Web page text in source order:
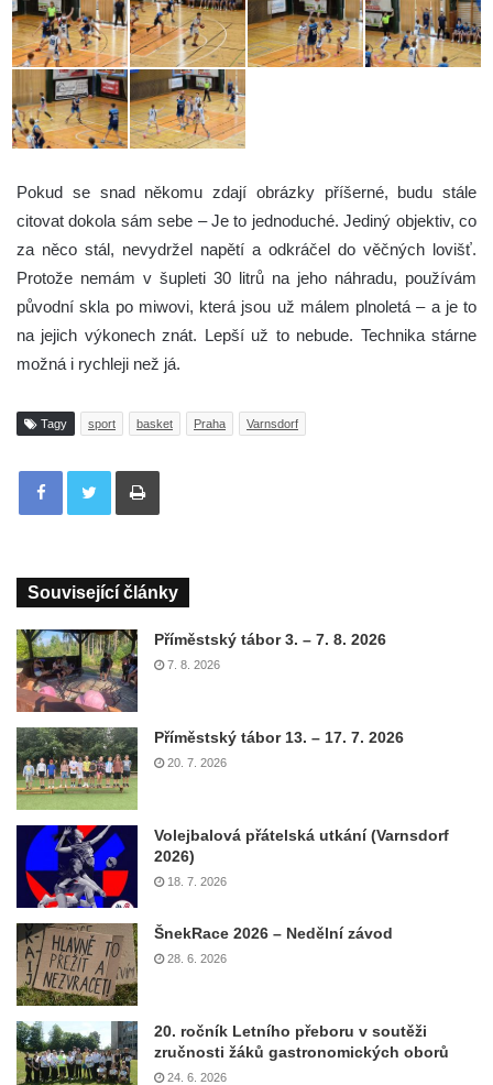
Pokud se snad někomu zdají obrázky příšerné, budu stále
citovat dokola sám sebe – Je to jednoduché. Jediný objektiv, co
za něco stál, nevydržel napětí a odkráčel do věčných lovišť.
Protože nemám v šupleti 30 litrů na jeho náhradu, používám
původní skla po miwovi, která jsou už málem plnoletá – a je to
na jejich výkonech znát. Lepší už to nebude. Technika stárne
možná i rychleji než já.
Tagy sport basket Praha Varnsdorf
Tisknout
Související články
Příměstský tábor 3. – 7. 8. 2026
7. 8. 2026
Příměstský tábor 13. – 17. 7. 2026
20. 7. 2026
Volejbalová přátelská utkání (Varnsdorf
2026)
18. 7. 2026
ŠnekRace 2026 – Nedělní závod
28. 6. 2026
20. ročník Letního přeboru v soutěži
zručnosti žáků gastronomických oborů
24. 6. 2026